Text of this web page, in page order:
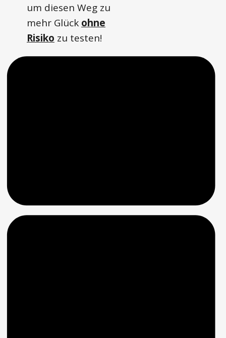
um diesen Weg zu
mehr Glück ohne
Risiko zu testen!